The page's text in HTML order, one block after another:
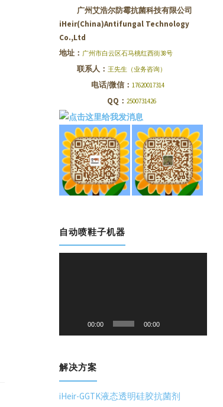
广州艾浩尔防霉抗菌科技有限公司
iHeir(China)Antifungal Technology
Co.,Ltd
地址： 广州市白云区石马桃红西街38号
联系人： 王先生（业务咨询）
电话/微信： 17620017314
QQ： 2500731426
自动喷鞋子机器
00:00 00:00
解决方案
iHeir-GGTK液态透明硅胶抗菌剂